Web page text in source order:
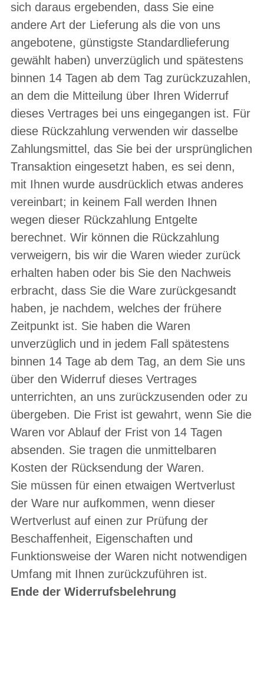
sich daraus ergebenden, dass Sie eine
andere Art der Lieferung als die von uns
angebotene, günstigste Standardlieferung
gewählt haben) unverzüglich und spätestens
binnen 14 Tagen ab dem Tag zurückzuzahlen,
an dem die Mitteilung über Ihren Widerruf
dieses Vertrages bei uns eingegangen ist. Für
diese Rückzahlung verwenden wir dasselbe
Zahlungsmittel, das Sie bei der ursprünglichen
Transaktion eingesetzt haben, es sei denn,
mit Ihnen wurde ausdrücklich etwas anderes
vereinbart; in keinem Fall werden Ihnen
wegen dieser Rückzahlung Entgelte
berechnet. Wir können die Rückzahlung
verweigern, bis wir die Waren wieder zurück
erhalten haben oder bis Sie den Nachweis
erbracht, dass Sie die Ware zurückgesandt
haben, je nachdem, welches der frühere
Zeitpunkt ist. Sie haben die Waren
unverzüglich und in jedem Fall spätestens
binnen 14 Tage ab dem Tag, an dem Sie uns
über den Widerruf dieses Vertrages
unterrichten, an uns zurückzusenden oder zu
übergeben. Die Frist ist gewahrt, wenn Sie die
Waren vor Ablauf der Frist von 14 Tagen
absenden. Sie tragen die unmittelbaren
Kosten der Rücksendung der Waren.
Sie müssen für einen etwaigen Wertverlust
der Ware nur aufkommen, wenn dieser
Wertverlust auf einen zur Prüfung der
Beschaffenheit, Eigenschaften und
Funktionsweise der Waren nicht notwendigen
Umfang mit Ihnen zurückzuführen ist.
Ende der Widerrufsbelehrung